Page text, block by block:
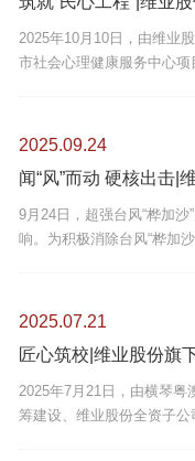
2025年10月10日，由维业
市社会心理健康服务中心
2025.09.24
9月24日，超强台风“桦加
响。为积极消除台风“桦加
高标准、最严要求、最实措
全防线，彰显国企控股上
2025.07.21
2025年7月21日，由横琴
筹建设、维业股份全资子公